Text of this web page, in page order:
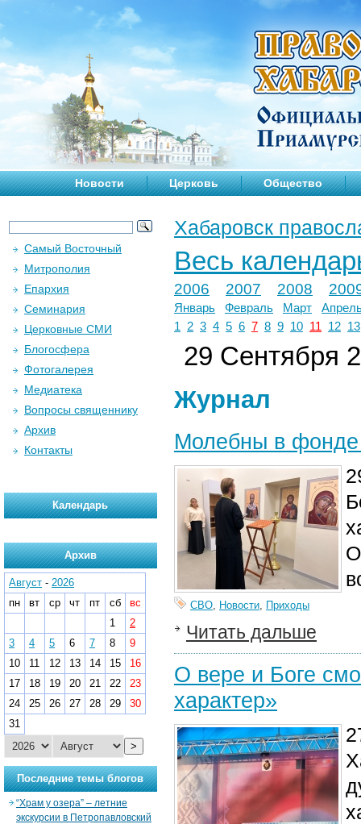
Новости Церковь Общество
Хабаровск
Весь
2006 2007 2008
Январь Февраль Март
1
2 3 4 5 6 7 8 9 10 11 12 13
29 Сентября
Журнал
Молебны в фонде
СВО, Новости, Приходы
Читать дальше
О вере и Боге
характер»
Самый Восточный
Митрополия
Епархия
Семинария
Церковные СМИ
Блогосфера
Фотогалерея
Медиатека
Вопросы священнику
Архив
Контакты
Календарь
Архив
Август - 2026
пн
вт ср чт пт сб
вс
1
2
3
4 5 6 7 8
9
10
11 12 13 14 15
16
17
18 19 20 21 22
23
24
25 26 27 28 29
30
31
>
Последние темы блогов
“Храм у озера” – летние
экскурсии в Петропавловский